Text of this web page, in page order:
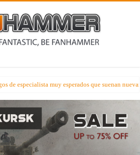
40000 – Oj la la así serán las listas